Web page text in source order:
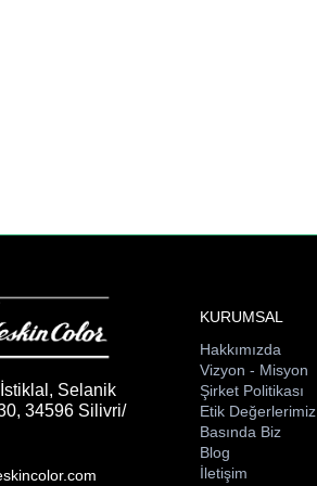
İstiklal, Selanik
34596 Silivri/
KURUMSAL
Hakkımızda
Vizyon - Misyon
Şirket Politikası
Etik Değerlerimiz
Basında Biz
Blog
İletişim